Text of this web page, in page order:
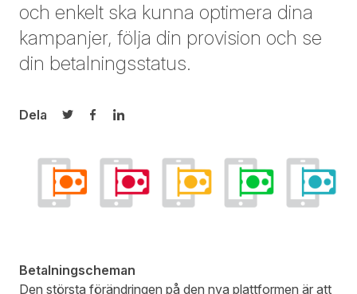
och enkelt ska kunna optimera dina
kampanjer, följa din provision och se
din betalningsstatus.
Dela
Dela på Twitter
Dela på Facebook
Dela på LinkedIn
Betalningscheman
Den största förändringen på den nya plattformen är att